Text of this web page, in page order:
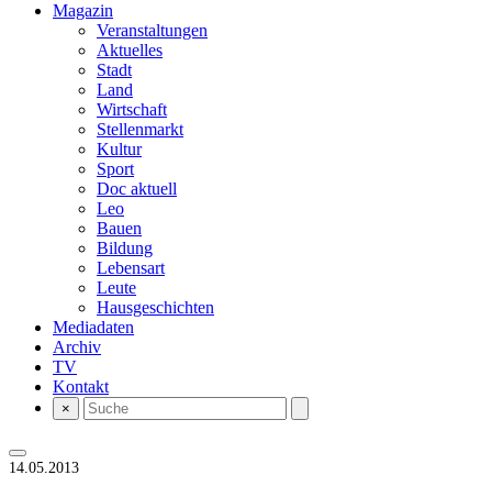
Magazin
Veranstaltungen
Aktuelles
Stadt
Land
Wirtschaft
Stellenmarkt
Kultur
Sport
Doc aktuell
Leo
Bauen
Bildung
Lebensart
Leute
Hausgeschichten
Mediadaten
Archiv
TV
Kontakt
×
14.05.2013